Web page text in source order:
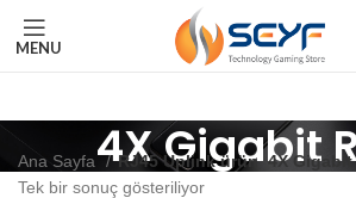
MENU
4X Gigabit
Ana Sayfa RJ45 Uplink ürün 4X Gigabit
Tek bir sonuç gösteriliyor